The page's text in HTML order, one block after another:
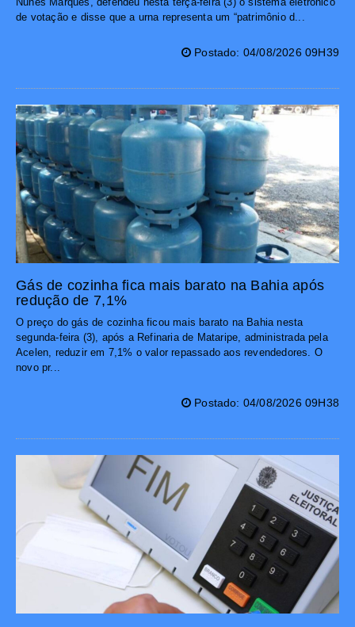
de votação e disse que a urna representa um “patrimônio d...
Postado: 04/08/2026 09H39
Gás de cozinha fica mais barato na Bahia após
redução de 7,1%
O preço do gás de cozinha ficou mais barato na Bahia nesta
segunda-feira (3), após a Refinaria de Mataripe, administrada pela
Acelen, reduzir em 7,1% o valor repassado aos revendedores. O
novo pr...
Postado: 04/08/2026 09H38